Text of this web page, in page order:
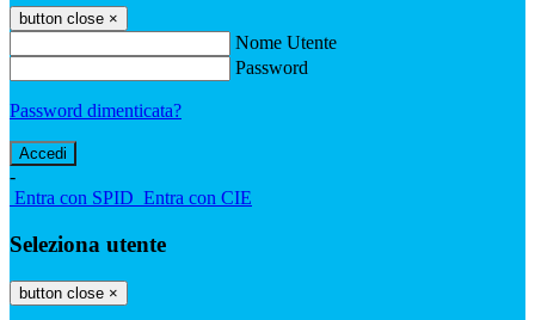
button close ×
Nome Utente
Password
Password dimenticata?
-
Entra con SPID Entra con CIE
Seleziona utente
button close ×